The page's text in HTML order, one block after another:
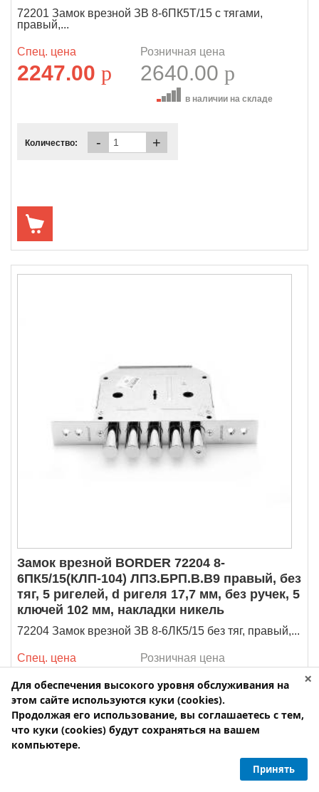
72201 Замок врезной ЗВ 8-6ПК5Т/15 с тягами,
правый,...
Спец. цена
2247.00 p
Розничная цена
2640.00 p
в наличии на складе
Количество: - +
Замок врезной BORDER 72204 8-
6ПК5/15(КЛП-104) ЛПЗ.БРП.В.В9 правый, без
тяг, 5 ригелей, d ригеля 17,7 мм, без ручек, 5
ключей 102 мм, накладки никель
72204 Замок врезной ЗВ 8-6ЛК5/15 без тяг, правый,...
Спец. цена
2038.00p
Розничная цена
2400.00p
в наличии на складе
Количество:
×
Для обеспечения высокого уровня обслуживания на
этом сайте используются куки (cookies).
Продолжая его использование, вы соглашаетесь с тем,
что куки (cookies) будут сохраняться на вашем
компьютере.
Принять